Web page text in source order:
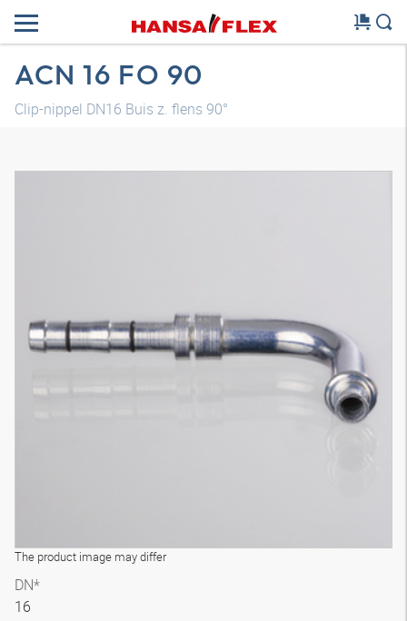
ACN 16 FO 90
Clip-nippel DN16 Buis z. flens 90°
The product image may differ
DN*
16